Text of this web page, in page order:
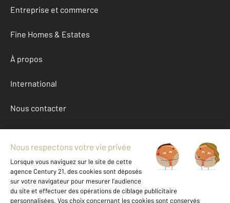
Entreprise et commerce
Fine Homes & Estates
À propos
International
Nous contacter
Mentions légales & CGU et Barèmes d'honoraires
Données personnelles
Gestionnaire des cookies